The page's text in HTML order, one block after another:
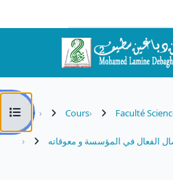
Ouvrir l’index du cours
Cours Faculté
الفعال في المؤسسة و معوقاته